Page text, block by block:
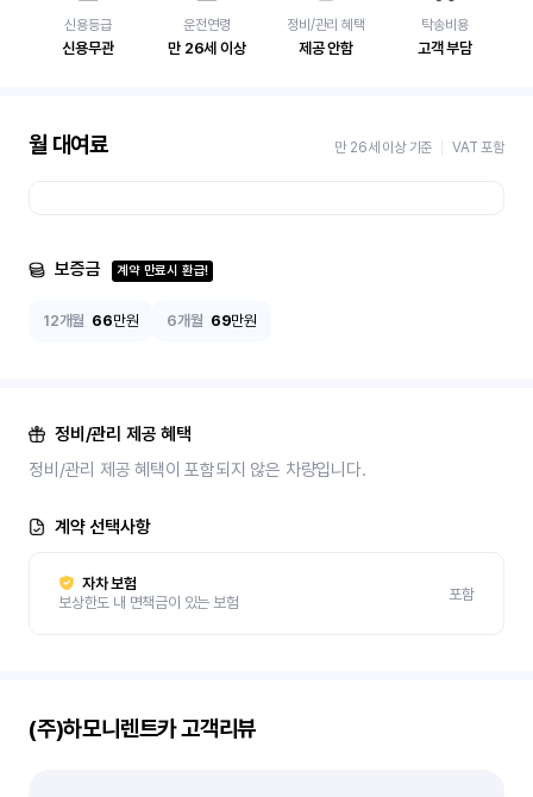
신용등급
신용무관
운전연령
만 26세 이상
정비/관리 혜택
제공 안함
탁송비용
고객 부담
월 대여료 만 26세 이상 기준 VAT 포함
보증금 계약 만료시 환급!
12개월 66만원 6개월 69만원
정비/관리 제공 혜택
정비/관리 제공 혜택이 포함되지 않은 차량입니다.
계약 선택사항
자차 보험
보상한도 내 면책금이 있는 보험
포함
(주)하모니렌트카고객리뷰